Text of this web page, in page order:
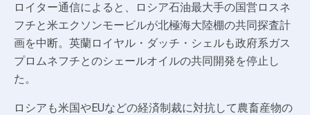
ロイター通信によると、ロシア石油最大手の国営ロスネ
フチと米エクソンモービルが北極海大陸棚の共同探査計
画を中断。英蘭ロイヤル・ダッチ・シェルも政府系ガス
プロムネフチとのシェールオイルの共同開発を停止し
た。
ロシアも米国やEUなどの経済制裁に対抗して農畜産物の